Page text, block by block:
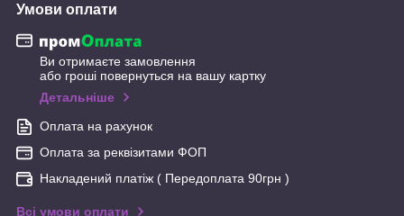
Умови оплати
Ви отримаєте замовлення
або гроші повернуться на вашу картку
Детальніше
Оплата на рахунок
Оплата за реквізитами ФОП
Накладений платіж ( Передоплата 90грн )
Всі умови оплати